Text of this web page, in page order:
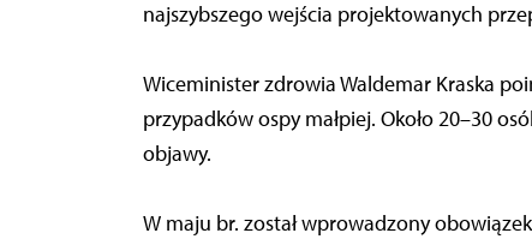
najszybszego wejścia projektowanych
Wiceminister zdrowia Waldemar Kraska
przypadków ospy małpiej. Około 20–30
objawy.
W maju br. został wprowadzony